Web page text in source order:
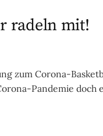
radeln mit!
zum Corona-
Pandemie doch